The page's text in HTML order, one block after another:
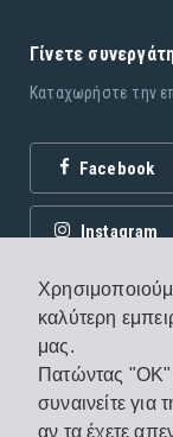
καλύτερη
μας.
Πατώντας
συναινείτε για
αν τα έχετε
Γίνετε
Καταχωρήστε την
Facebook
Instagram
© 2026
Όροι